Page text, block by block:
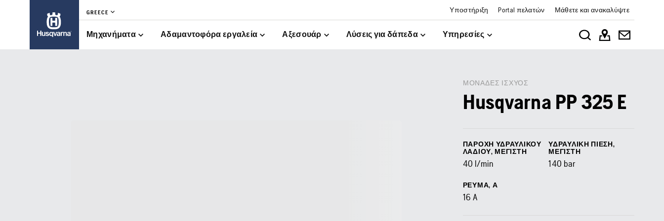
GREECE Υποστήριξη Portal πελατών Μάθετε και ανακαλύψτε
Μηχανήματα Αδαμαντοφόρα εργαλεία Αξεσουάρ Λύσεις για δάπεδα Υπηρεσίες
ΜΟΝΆΔΕΣ ΙΣΧΎΟΣ
Husqvarna PP 325 E
ΠΑΡΟΧΉ ΥΔΡΑΥΛΙΚΟΎ
ΛΑΔΙΟΎ, ΜΈΓΙΣΤΗ
40 l/min
ΥΔΡΑΥΛΙΚΉ ΠΊΕΣΗ,
ΜΈΓΙΣΤΗ
140 bar
ΡΕΎΜΑ, Α
16 A